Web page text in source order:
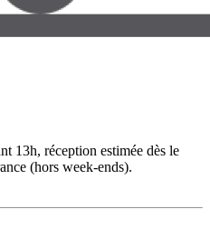
13h, réception estimée dès le
(hors week-ends).